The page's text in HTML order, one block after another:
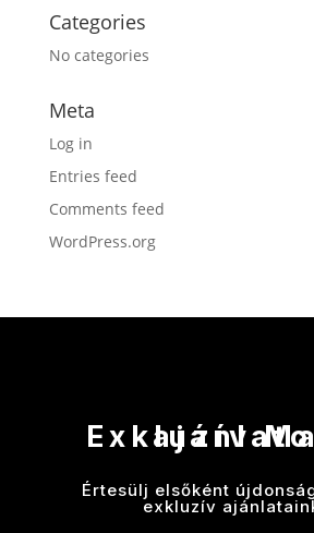
Categories
No categories
Meta
Log in
Entries feed
Comments feed
WordPress.org
Exkluzív Matura
Értesülj elsőként
exkluzív